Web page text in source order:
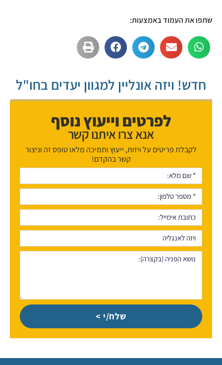
חדש! ויזה אונליין למגוון יעדים בחו"ל
לפרטים וייעוץ נוסף
אנא צרו איתנו קשר
לקבלת פריטים על ויזות, ייעוץ ותמיכה מלאו טופס זה וניצור
קשר בהקדם!
שלח/י >
שתפו את העמוד באמצעות: